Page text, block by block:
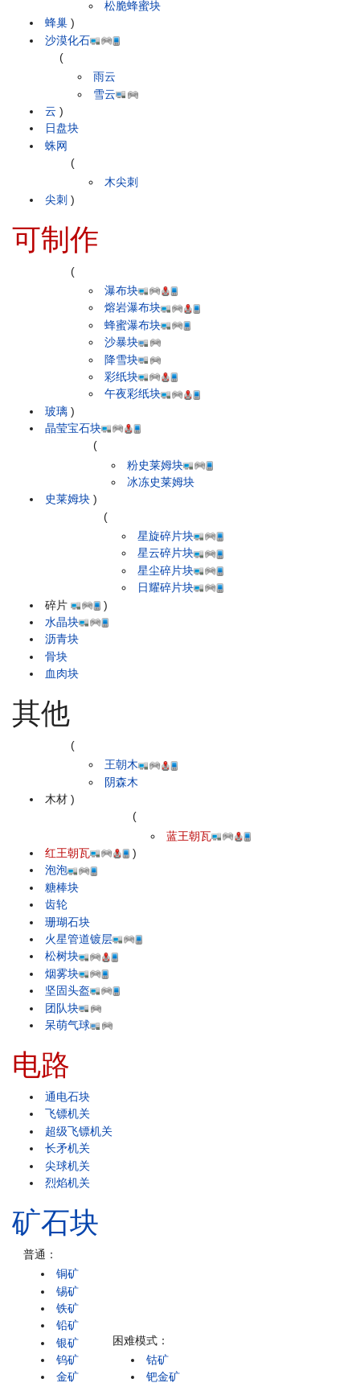
蜂巢
松脆蜂蜜块
)
沙漠化石
云
(
雨云
雪云
)
日盘块
蛛网
尖刺
(
木尖刺
)
可制作
玻璃
(
瀑布块
熔岩瀑布块
蜂蜜瀑布块
沙暴块
降雪块
彩纸块
午夜彩纸块
)
晶莹宝石块
史莱姆块
(
粉史莱姆块
冰冻史莱姆块
)
碎片
(
星旋碎片块
星云碎片块
星尘碎片块
日耀碎片块
)
水晶块
沥青块
骨块
血肉块
其他
木材
(
王朝木
阴森木
)
红王朝瓦
(
蓝王朝瓦
)
泡泡
糖棒块
齿轮
珊瑚石块
火星管道镀层
松树块
烟雾块
坚固头盔
团队块
呆萌气球
电路
通电石块
飞镖机关
超级飞镖机关
长矛机关
尖球机关
烈焰机关
矿石块
普通：
铜矿
锡矿
铁矿
铅矿
银矿
钨矿
金矿
困难模式：
钴矿
钯金矿